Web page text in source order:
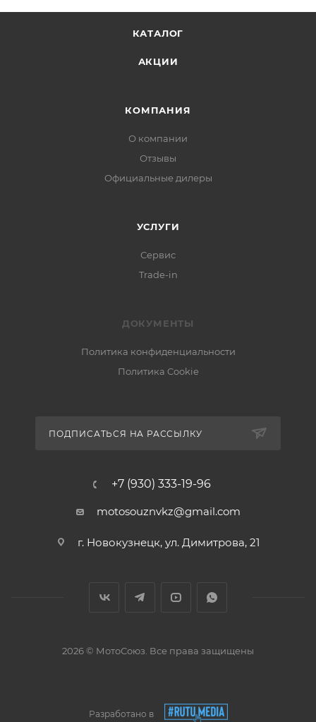
КАТАЛОГ
АКЦИИ
КОМПАНИЯ
О компании
Отзывы
Официальные дилеры
УСЛУГИ
Сервис
Trade-in
ДОКУМЕНТЫ
Политика конфиденциальности
Политика Cookie
ПОДПИСАТЬСЯ НА РАССЫЛКУ
+7 (930) 333-19-96
motosouznvkz@gmail.com
г. Новокузнецк, ул. Димитрова, 21
2026 © МотоСоюз. Все права защищены
Разработано в